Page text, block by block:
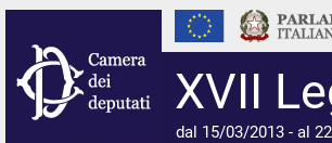
XVII
dal 15/03/2013 - al